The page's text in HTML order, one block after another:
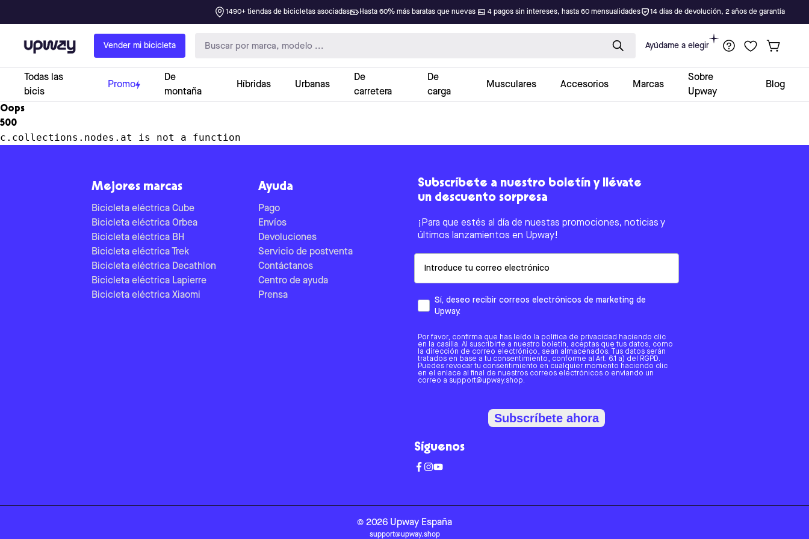
1490+ tiendas de bicicletas asociadas Hasta 60% más baratas que nuevas 4 pagos sin intereses, hasta 60 mensualidades 14 días de devolución, 2 años de garantía
Upway Vender mi bicicleta Ayúdame a elegir
Todas las
bicis
Promo
De
montaña
Híbridas Urbanas
De
carretera
De
carga
Musculares Accesorios Marcas
Sobre
Upway
Blog
Oops
500
c.collections.nodes.at is not a function
Mejores marcas
Bicicleta eléctrica Cube
Bicicleta eléctrica Orbea
Bicicleta eléctrica BH
Bicicleta eléctrica Trek
Bicicleta eléctrica Decathlon
Bicicleta eléctrica Lapierre
Bicicleta eléctrica Xiaomi
Ayuda
Pago
Envíos
Devoluciones
Servicio de postventa
Contáctanos
Centro de ayuda
Prensa
Subscríbete a nuestro boletín y llévate
un descuento sorpresa
¡Para que estés al día de nuestas promociones, noticias y
últimos lanzamientos en Upway!
Sí, deseo recibir correos electrónicos de marketing de
Upway.
Por favor, confirma que has leído la política de privacidad haciendo clic
en la casilla. Al suscribirte a nuestro boletín, aceptas que tus datos, como
la dirección de correo electrónico, sean almacenados. Tus datos serán
tratados en base a tu consentimiento, conforme al Art. 6.1 a) del RGPD.
Puedes revocar tu consentimiento en cualquier momento haciendo clic
en el enlace al final de nuestros correos electrónicos o enviando un
correo a support@upway.shop.
Subscríbete ahora
Síguenos
© 2026 Upway España
support@upway.shop